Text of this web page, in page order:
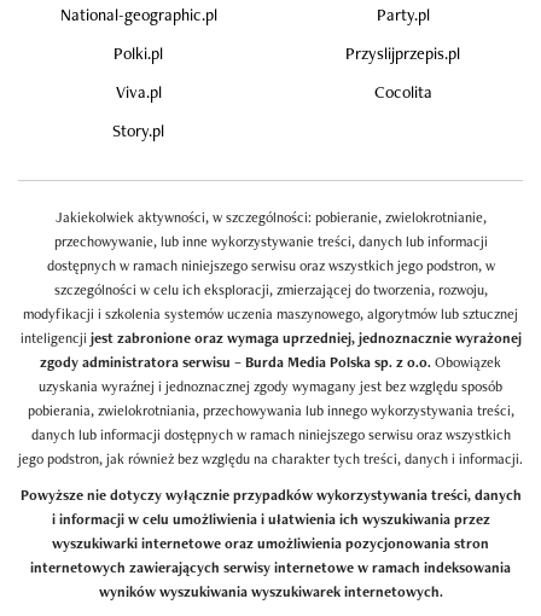
National-geographic.pl
Party.pl
Polki.pl
Przyslijprzepis.pl
Viva.pl
Cocolita
Story.pl
Jakiekolwiek aktywności, w szczególności: pobieranie, zwielokrotnianie,
przechowywanie, lub inne wykorzystywanie treści, danych lub informacji
dostępnych w ramach niniejszego serwisu oraz wszystkich jego podstron, w
szczególności w celu ich eksploracji, zmierzającej do tworzenia, rozwoju,
modyfikacji i szkolenia systemów uczenia maszynowego, algorytmów lub sztucznej
inteligencji jest zabronione oraz wymaga uprzedniej, jednoznacznie wyrażonej
zgody administratora serwisu – Burda Media Polska sp. z o.o.Obowiązek
uzyskania wyraźnej i jednoznacznej zgody wymagany jest bez względu sposób
pobierania, zwielokrotniania, przechowywania lub innego wykorzystywania treści,
danych lub informacji dostępnych w ramach niniejszego serwisu oraz wszystkich
jego podstron, jak również bez względu na charakter tych treści, danych i informacji.
Powyższe nie dotyczy wyłącznie przypadków wykorzystywania treści, danych
i informacji w celu umożliwienia i ułatwienia ich wyszukiwania przez
wyszukiwarki internetowe oraz umożliwienia pozycjonowania stron
internetowych zawierających serwisy internetowe w ramach indeksowania
wyników wyszukiwania wyszukiwarek internetowych.